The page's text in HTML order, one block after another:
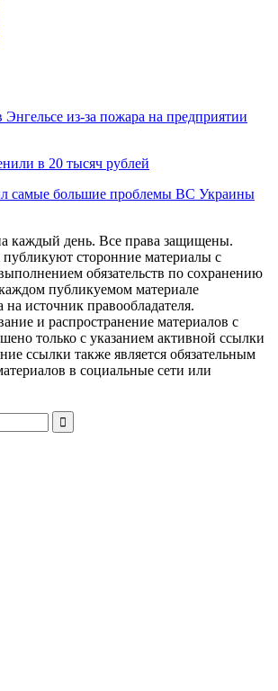
из-за пожара на предприятии
в 20 тысяч рублей
самые большие проблемы ВС Украины
каждый день. Все права защищены.
публикуют сторонние материалы с
обязательств по сохранению
публикуемом материале
на источник правообладателя.
и распространение материалов с
только с указанием активной ссылки
ссылки также является обязательным
в социальные сети или